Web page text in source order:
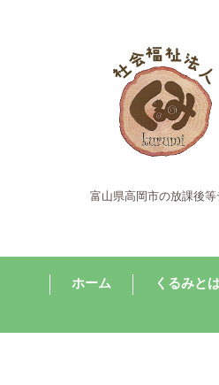
富山県高岡市の放課後
ホーム くるみと